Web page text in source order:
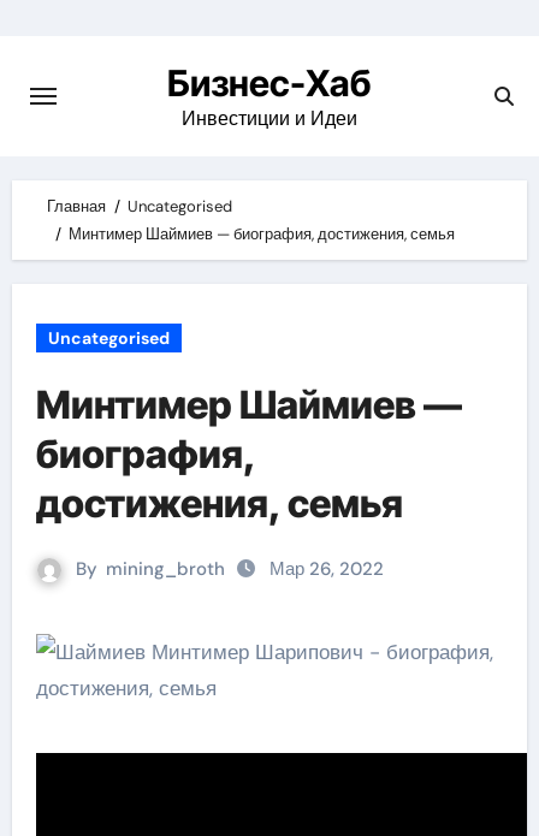
content
Бизнес-Хаб
Инвестиции и Идеи
Главная
Uncategorised
Минтимер Шаймиев — биография, достижения, семья
Uncategorised
Минтимер Шаймиев —
биография,
достижения, семья
By mining_broth Мар 26, 2022